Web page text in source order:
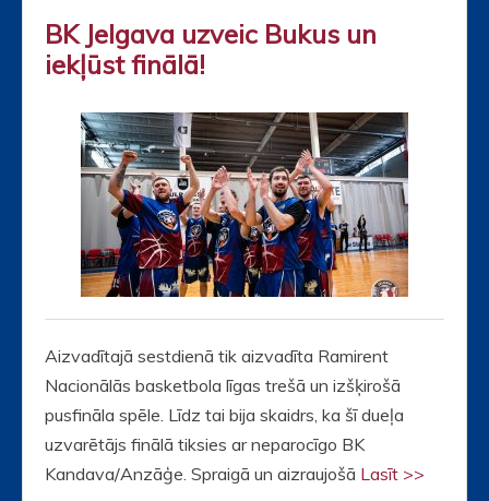
BK Jelgava uzveic Bukus un
iekļūst finālā!
Aizvadītajā sestdienā tik aizvadīta Ramirent
Nacionālās basketbola līgas trešā un izšķirošā
pusfināla spēle. Līdz tai bija skaidrs, ka šī dueļa
uzvarētājs finālā tiksies ar neparocīgo BK
Kandava/Anzāģe. Spraigā un aizraujošā Lasīt >>